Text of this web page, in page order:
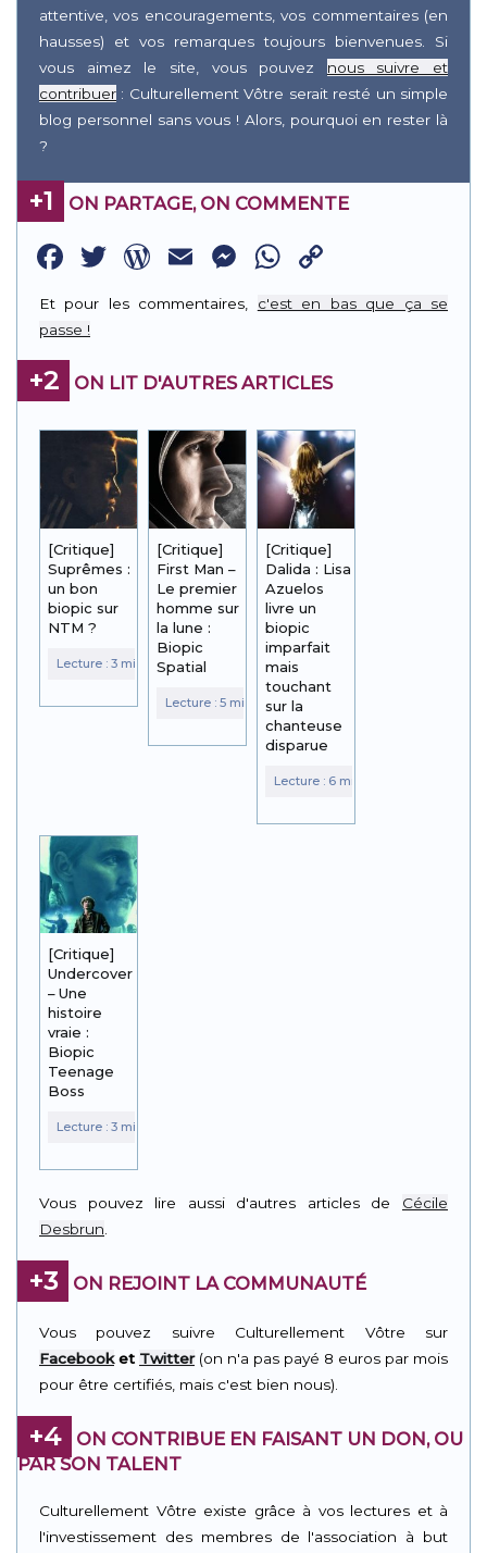
attentive, vos encouragements, vos commentaires (en
hausses) et vos remarques toujours bienvenues. Si
vous aimez le site, vous pouvez nous suivre et
contribuer : Culturellement Vôtre serait resté un simple
blog personnel sans vous ! Alors, pourquoi en rester là
?
+1 ON PARTAGE, ON COMMENTE
Facebook
Twitter
WordPress
EmailMessenger
WhatsApp
Link
Et pour les commentaires, c'est en bas que ça se
passe !
+2 ON LIT D'AUTRES ARTICLES
[Critique]
Suprêmes :
un bon
biopic sur
NTM ?
[Critique]
First Man –
Le premier
homme sur
la lune :
Biopic
Spatial
[Critique]
Dalida : Lisa
Azuelos
livre un
biopic
imparfait
mais
touchant
sur la
chanteuse
disparue
[Critique]
Undercover
– Une
histoire
vraie :
Biopic
Teenage
Boss
Vous pouvez lire aussi d'autres articles de Cécile
Desbrun.
+3 ON REJOINT LA COMMUNAUTÉ
Vous pouvez suivre Culturellement Vôtre sur
Facebooket Twitter(on n'a pas payé 8 euros par mois
pour être certifiés, mais c'est bien nous).
+4
ON CONTRIBUE EN FAISANT UN DON, OU
PAR SON TALENT
Culturellement Vôtre existe grâce à vos lectures et à
l'investissement des membres de l'association à but